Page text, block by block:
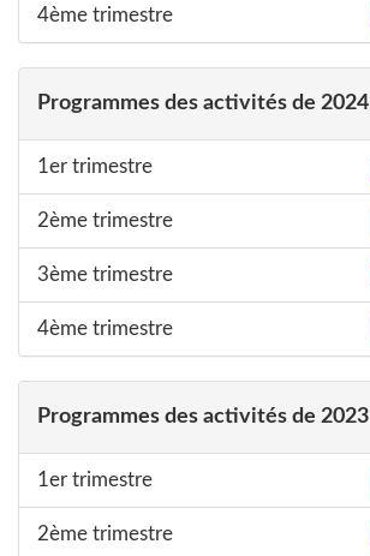
4ème trimestre
Programmes des activités de 2024
1er trimestre
2ème trimestre
3ème trimestre
4ème trimestre
Programmes des activités de 2023
1er trimestre
2ème trimestre